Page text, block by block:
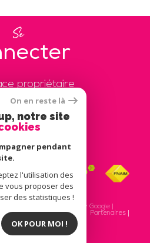
Se
propriétaire
Nous
| Traduction powered by Google |
Mentions légales Admin
Partenaires
RGPD
On en reste là
notre site
pendant
l'utilisation des
vous proposer des
des statistiques !
OK POUR MOI !